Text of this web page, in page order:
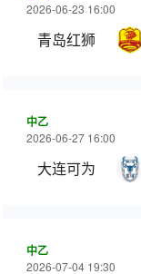
2026-06-23 16:00
青岛红狮
中乙
2026-06-27 16:00
大连可为
中乙
2026-07-04 19:30